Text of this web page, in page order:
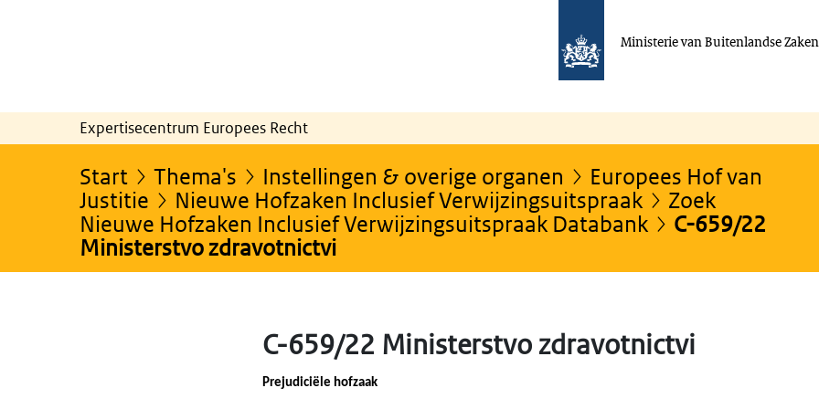
Ministerie van Buitenlandse Zaken
Expertisecentrum Europees Recht
Start Thema's Instellingen & overige organen
Europees Hof van
Justitie
Nieuwe Hofzaken Inclusief Verwijzingsuitspraak
Zoek
Nieuwe Hofzaken Inclusief Verwijzingsuitspraak Databank
C-659/22
Ministerstvo zdravotnictvi
C-659/22 Ministerstvo zdravotnictvi
Prejudiciële hofzaak